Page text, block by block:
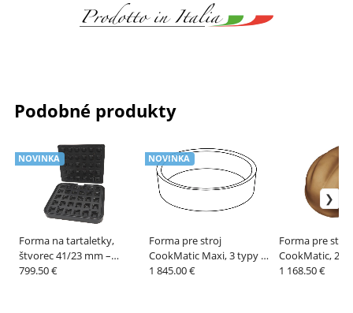
Podobné produkty
Forma na tartaletky,
štvorec 41/23 mm –
MAXIMA
NOVINKA
799.50 €
Forma pre stroj
CookMatic Maxi, 3 typy –
PAVONI
NOVINKA
1 845.00 €
Forma pre stroj
CookMatic, 2
– PAVONI
1 168.50 €